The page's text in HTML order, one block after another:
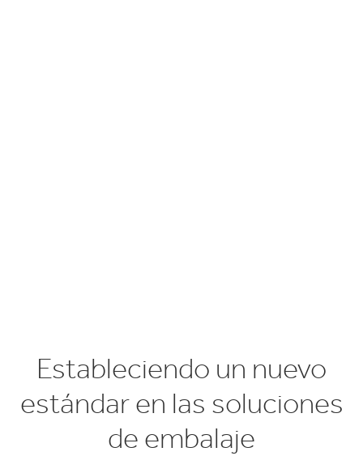
Estableciendo un nuevo
estándar en las soluciones
de embalaje